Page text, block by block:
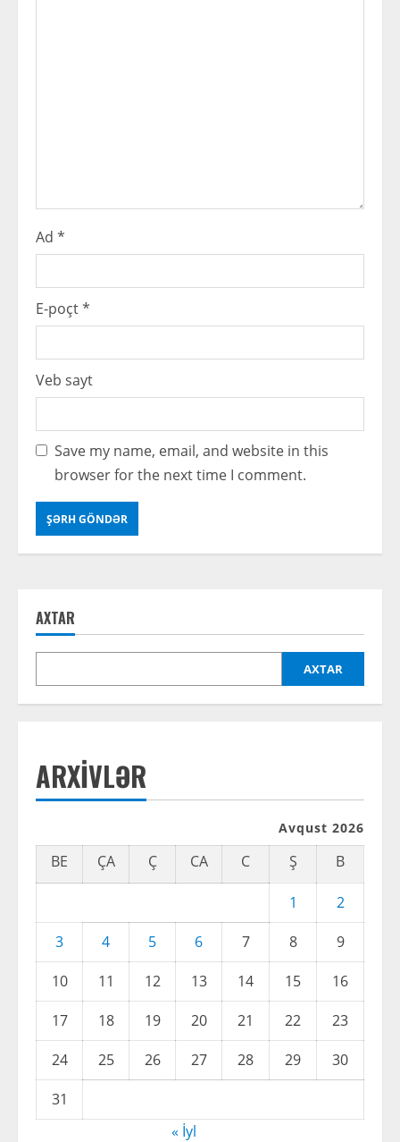
Ad *
E-poçt*
Veb sayt
Save my name, email, and website in this
browser for the next time I comment.
AXTAR
AXTAR
ARXIVLƏR
Avqust 2026
BE ÇA Ç CA C Ş B
1
2
3
4 5 6 7 8
9
10
11 12 13 14 15
16
17
18 19 20 21 22
23
24
25 26 27 28 29
30
31
« İyl